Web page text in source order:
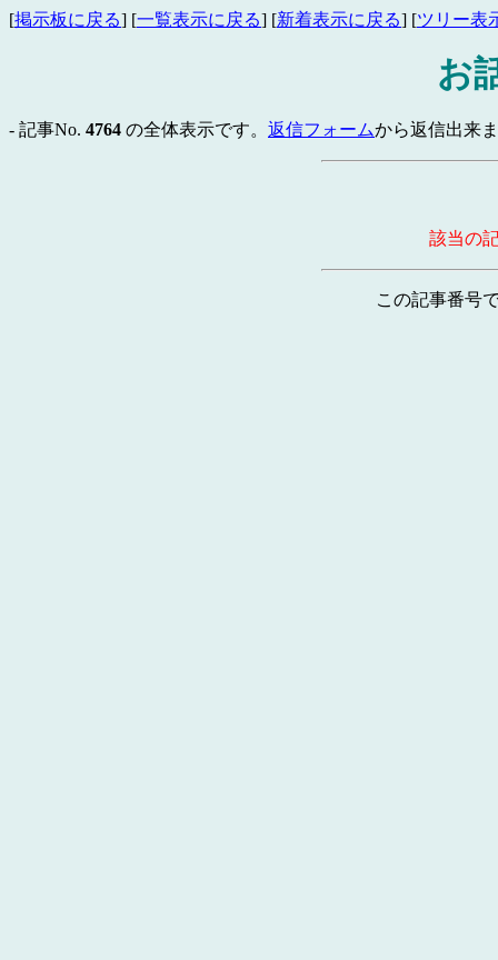
[掲示板に戻る] [一覧表示に戻る] [新着表示に戻る] [ツリー表
お
- 記事No. 4764 の全体表示です。 返信フォームから返信出来
該当の
この記事番号